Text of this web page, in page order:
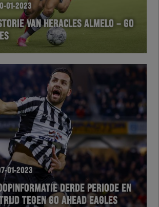
01-2023
VAN HERACLES ALMELO – GO
01-2023
DERDE PERIODE EN
TEGEN GO AHEAD EAGLES